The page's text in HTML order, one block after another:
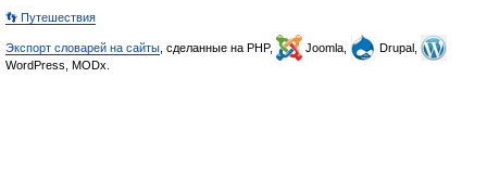
👣 Путешествия
Экспорт словарей на сайты , сделанные на PHP, Joomla,
Drupal,
WordPress, MODx.